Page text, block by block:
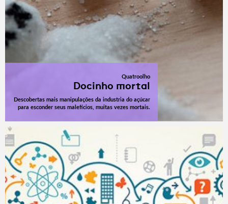
Quatroolho
Docinho mortal
Descobertas mais manipulações da industria do açúcar
para esconder seus malefícios, muitas vezes mortais.